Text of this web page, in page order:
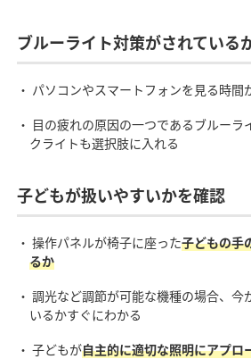
ブルーライト対策がされている
・ パソコンやスマートフォンを見る時間
・ 目の疲れの原因の一つであるブルーラ
クライトも選択肢に入れる
子どもが扱いやすいかを確認
・ 操作パネルが椅子に座った子どもの手
るか
・ 調光など調節が可能な機種の場合、
いるかすぐにわかる
・ 子どもが自主的に適切な照明にアプロ